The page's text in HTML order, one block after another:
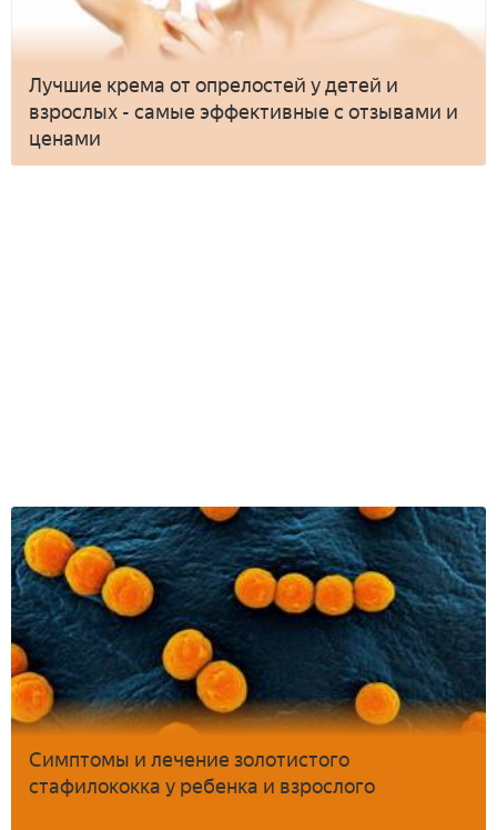
Лучшие крема от опрелостей у детей и
взрослых - самые эффективные с отзывами и
ценами
Симптомы и лечение золотистого
стафилококка у ребенка и взрослого